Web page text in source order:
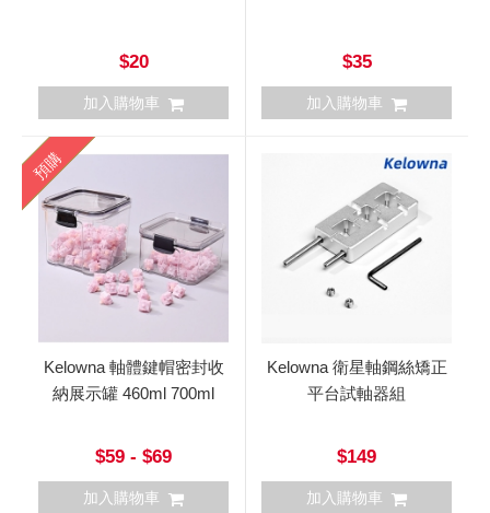
$20
加入購物車
$35
加入購物車
預購
Kelowna 軸體鍵帽密封收
納展示罐 460ml 700ml
$59 - $69
加入購物車
Kelowna 衛星軸鋼絲矯正
平台試軸器組
$149
加入購物車